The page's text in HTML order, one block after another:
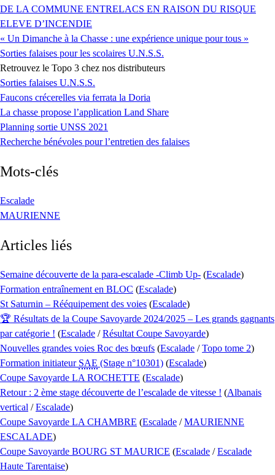
DE LA COMMUNE ENTRELACS EN RAISON DU RISQUE
ELEVE D’INCENDIE
« Un Dimanche à la Chasse : une expérience unique pour tous »
Sorties falaises pour les scolaires U.N.S.S.
Retrouvez le Topo 3 chez nos distributeurs
Sorties falaises U.N.S.S.
Faucons crécerelles via ferrata la Doria
La chasse propose l’application Land Share
Planning sortie UNSS 2021
Recherche bénévoles pour l’entretien des falaises
Mots-clés
Escalade
MAURIENNE
Articles liés
Semaine découverte de la para-escalade -Climb Up- (Escalade)
Formation entraînement en BLOC (Escalade)
St Saturnin – Rééquipement des voies (Escalade)
🏆 Résultats de la Coupe Savoyarde 2024/2025 – Les grands gagnants
par catégorie ! (Escalade /Résultat Coupe Savoyarde)
Nouvelles grandes voies Roc des bœufs (Escalade /Topo tome 2)
Formation initiateur SAE (Stage n°10301) (Escalade)
Coupe Savoyarde LA ROCHETTE (Escalade)
Retour : 2 ème stage découverte de l’escalade de vitesse ! (Albanais
vertical /Escalade)
Coupe Savoyarde LA CHAMBRE (Escalade /MAURIENNE
ESCALADE)
Coupe Savoyarde BOURG ST MAURICE (Escalade /Escalade
Haute Tarentaise)